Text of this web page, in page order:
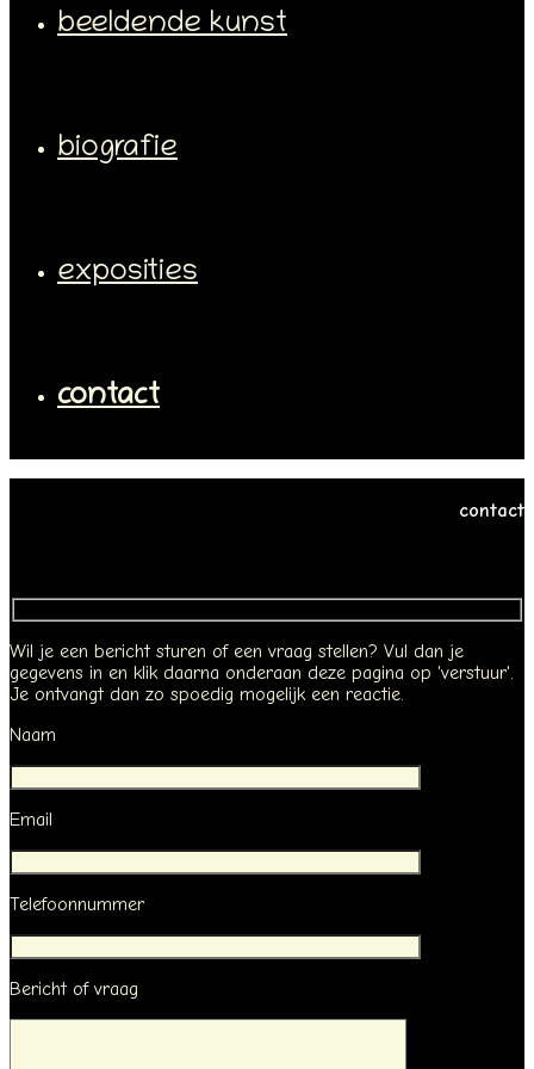
beeldende kunst
biografie
exposities
contact
contact
Wil je een bericht sturen of een vraag stellen? Vul dan je
gegevens in en klik daarna onderaan deze pagina op 'verstuur'.
Je ontvangt dan zo spoedig mogelijk een reactie.
Naam
Email
Telefoonnummer
Bericht of vraag